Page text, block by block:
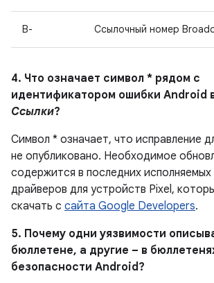
B- Ссылочный номер
4. Что означает символ * рядом с
идентификатором ошибки Android
Ссылки?
Символ * означает, что исправление
не опубликовано. Необходимое
содержится в последних
драйверов для устройств Pixel,
скачать с сайта Google Developers.
5. Почему одни уязвимости
бюллетене, а другие – в
безопасности Android?